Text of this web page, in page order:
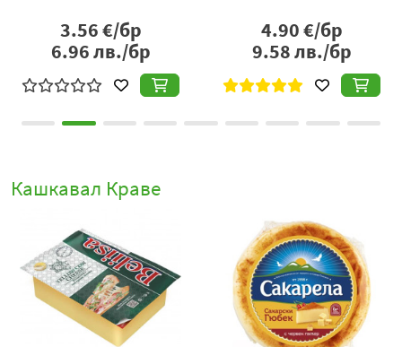
3.56€/бр
6.96лв./бр
4.90€/бр
9.58лв./бр
Кашкавал Краве